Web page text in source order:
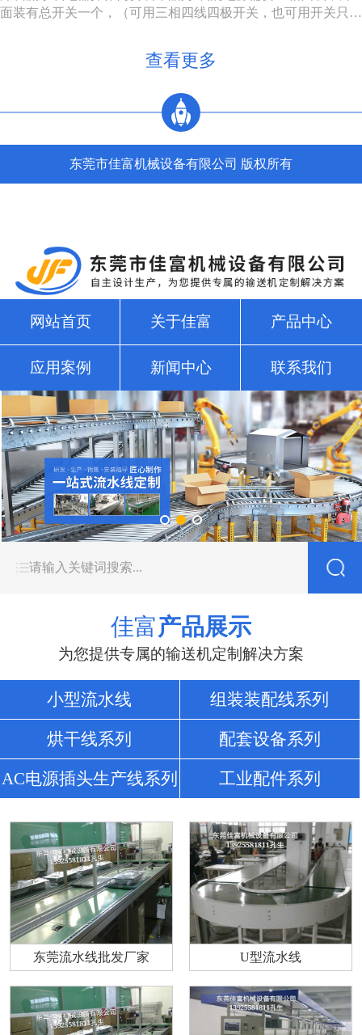
过程中，装卸...
面装有总开关一个，（可用三相四线四极开关，也可用开关只控
U, V, W接电动机，3，4接调速电机的F1, F2。5，6...
查看更多
东莞市佳富机械设备有限公司 版权所有
网站首页 关于佳富 产品中心
应用案例 新闻中心 联系我们
佳富产品展示
为您提供专属的输送机定制解决方案
小型流水线 组装装配线系列
烘干线系列 配套设备系列
AC电源插头生产线系列 工业配件系列
东莞流水线批发厂家 U型流水线